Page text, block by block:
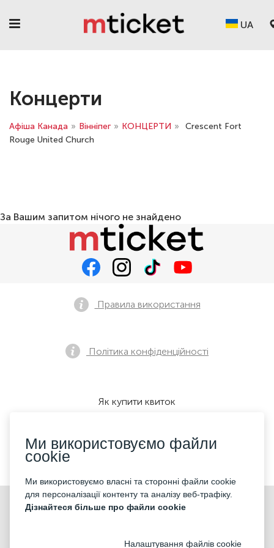
Ми використовуємо файли
cookie
Ми використовуємо власні та сторонні файли cookie
для персоналізації контенту та аналізу веб-трафіку.
Дізнайтеся більше про файли cookie
Налаштування файлів cookie
UA
Концерти
Афіша Канада » Вінніпег » КОНЦЕРТИ »
Crescent Fort
Rouge United Church
За Вашим запитом нічого не знайдено
©2026 «KONTRAMARKA LLC» Всі права захищені
Правила використання
Політика конфіденційності
Як купити квиток
Ми приймаємо: